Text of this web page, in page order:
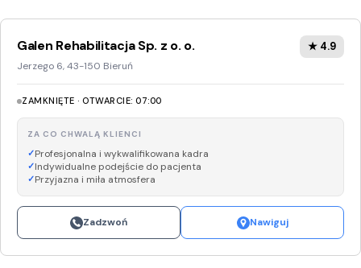
Galen Rehabilitacja Sp. z o. o.
Jerzego 6, 43-150 Bieruń
★ 4.9
ZAMKNIĘTE · OTWARCIE: 07:00
ZA CO CHWALĄ KLIENCI
Profesjonalna i wykwalifikowana kadra
Indywidualne podejście do pacjenta
Przyjazna i miła atmosfera
Zadzwoń Nawiguj